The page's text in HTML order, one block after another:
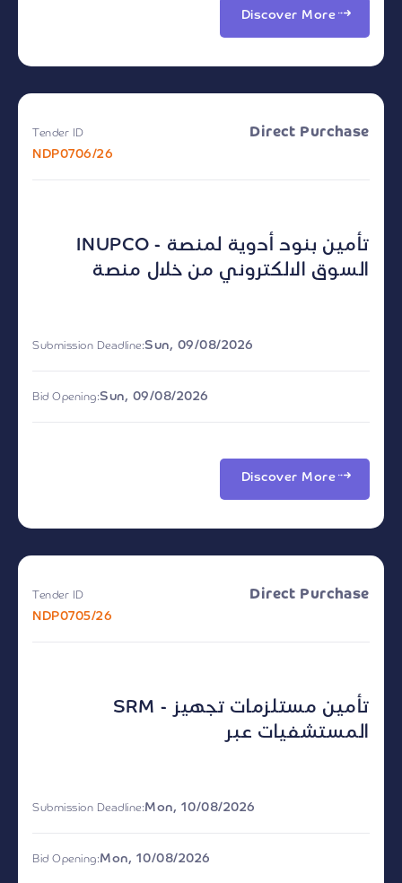
Discover More
Tender ID
NDP0706/26
Direct Purchase
INUPCO - تأمين بنود أدوية لمنصة
السوق الالكتروني من خلال منصة
Submission Deadline:Sun, 09/08/2026
Bid Opening:Sun, 09/08/2026
Discover More
Tender ID
NDP0705/26
Direct Purchase
SRM - تأمين مستلزمات تجهيز
المستشفيات عبر
Submission Deadline:Mon, 10/08/2026
Bid Opening:Mon, 10/08/2026